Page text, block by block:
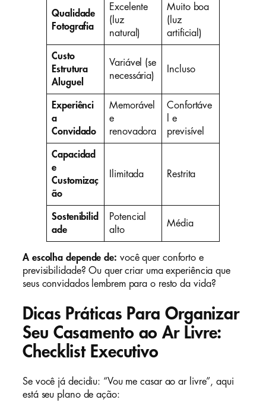
Qualidade
Fotografia
Excelente
(luz
natural)
Muito boa
(luz
artificial)
Custo
Estrutura
Aluguel
Variável (se
necessária)
Incluso
Experiênci
a
Convidado
Memorável
e
renovadora
Confortáve
l e
previsível
Capacidad
e
Customizaç
ão
Ilimitada Restrita
Sostenibilid
ade
Potencial
alto
Média
A escolha depende de: você quer conforto e
previsibilidade? Ou quer criar uma experiência que
seus convidados lembrem para o resto da vida?
Dicas Práticas Para Organizar
Seu Casamento ao Ar Livre:
Checklist Executivo
Se você já decidiu: “Vou me casar ao ar livre”, aqui
está seu plano de ação: